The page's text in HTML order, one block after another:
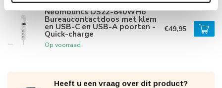
Neomounts DS22-840WH6
Bureaucontactdoos met klem
en USB-C en USB-A poorten -
Quick-charge
Op voorraad
€49,95
Heeft u een vraag over dit product?